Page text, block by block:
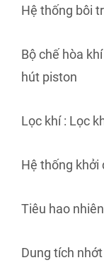
Hệ thống bôi
Bộ chế hòa
hút piston
Lọc khí : Lọc
Hệ thống khởi
Tiêu hao
Dung tích